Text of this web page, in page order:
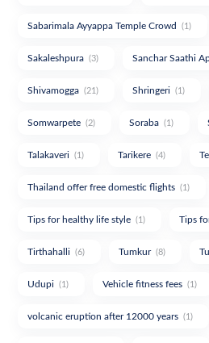
Sabarimala Ayyappa Temple Crowd (1)
Sakaleshpura (3) Sanchar Saathi
Shivamogga (21) Shringeri (1)
Somwarpete (2) Soraba (1)
Talakaveri (1) Tarikere (4)
Thailand offer free domestic flights (1)
Tips for healthy life style (1) Tips
Tirthahalli (6) Tumkur (8)
Udupi (1) Vehicle fitness fees (1)
volcanic eruption after 12000 years (1)